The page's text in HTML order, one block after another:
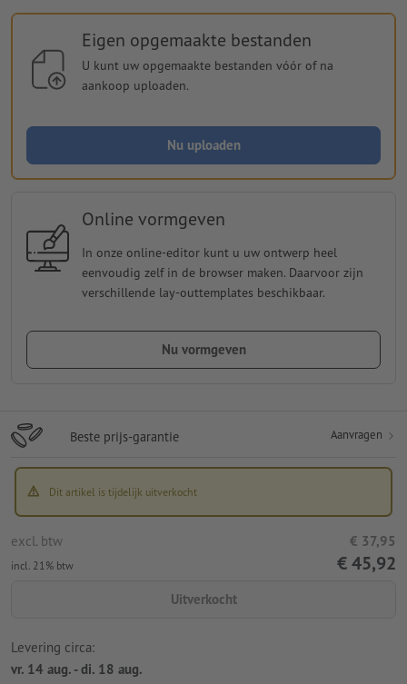
Eigen opgemaakte bestanden
U kunt uw opgemaakte bestanden vóór of na
aankoop uploaden.
Nu uploaden
Online vormgeven
In onze online-editor kunt u uw ontwerp heel
eenvoudig zelf in de browser maken. Daarvoor zijn
verschillende lay-outtemplates beschikbaar.
Nu vormgeven
Beste prijs-garantie Aanvragen
Dit artikel is tijdelijk uitverkocht
excl. btw € 37,95
incl. 21% btw € 45,92
Uitverkocht
Levering circa:
vr. 14 aug. - di. 18 aug.